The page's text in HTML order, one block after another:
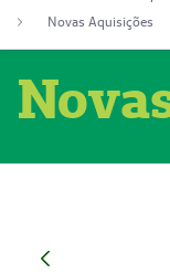
Novas Aquisições